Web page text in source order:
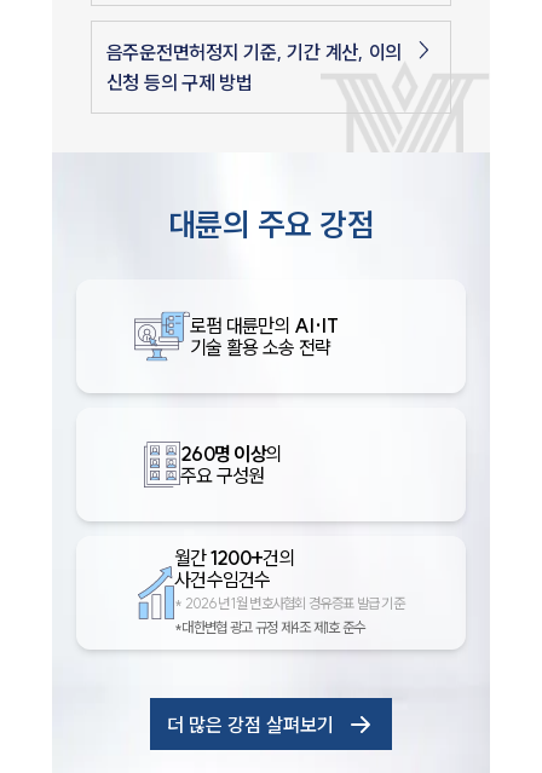
음주운전면허정지 기준, 기간 계산, 이의
신청 등의 구제 방법
대륜의 주요 강점
로펌 대륜만의 AI·IT
기술 활용 소송 전략
260명 이상의
주요 구성원
월간1200+건의
사건수임건수
* 2026년 1월 변호사협회 경유증표 발급 기준
*대한변협 광고 규정 제4조 제1호 준수
더 많은 강점 살펴보기